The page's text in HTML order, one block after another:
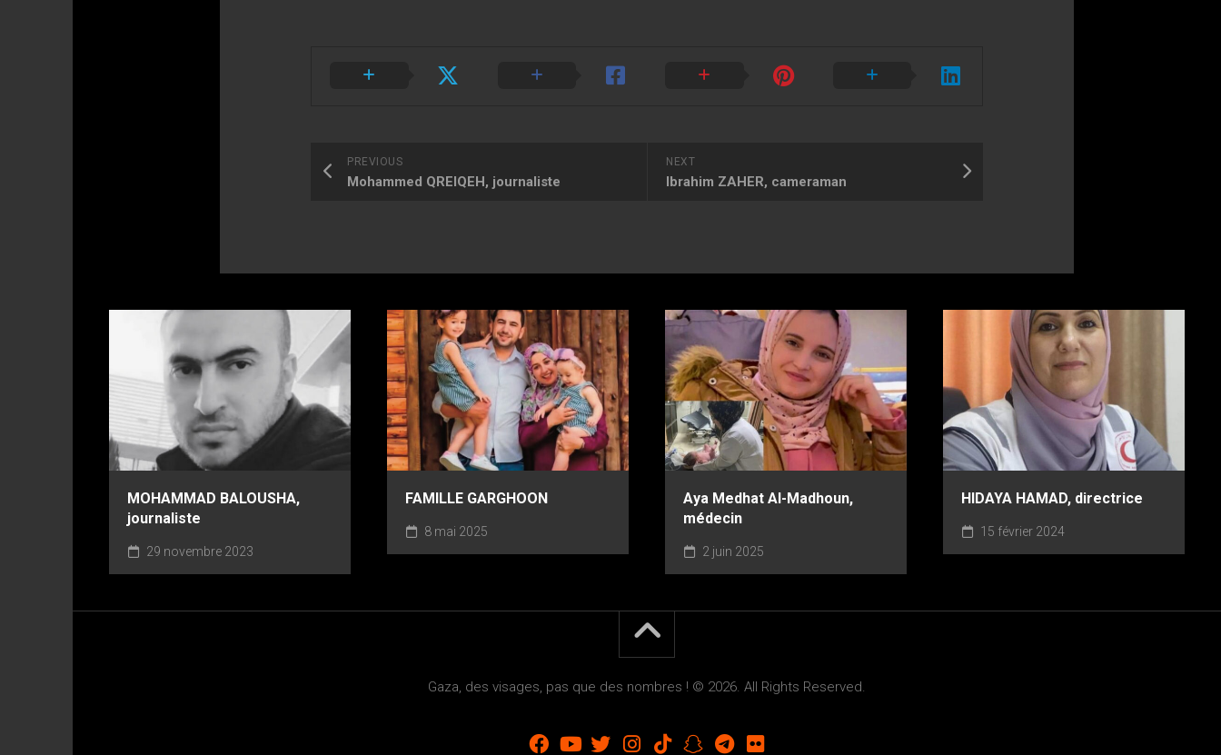
NEXT
Ibrahim ZAHER, cameraman
PREVIOUS
Mohammed QREIQEH, journaliste
MOHAMMAD BALOUSHA,
journaliste
29 novembre 2023
FAMILLE GARGHOON
8 mai 2025
Aya Medhat Al-Madhoun,
médecin
2 juin 2025
HIDAYA HAMAD, directrice
15 février 2024
Gaza, des visages, pas que des nombres ! © 2026. All Rights Reserved.